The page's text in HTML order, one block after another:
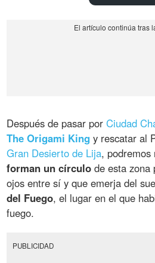
Después de pasar porCiudad
The Origami King y rescatar al
Gran Desierto de Lija,
forman un círculo de esta zona
ojos entre sí y que emerja del
del Fuego, el lugar en el que
fuego.
PUBLICIDAD